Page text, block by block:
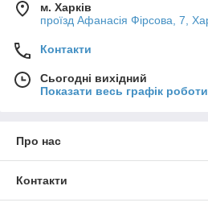
м. Харків
проїзд Афанасія Фірсова, 7,
Контакти
Сьогодні вихідний
Показати весь графік роботи
Про нас
Контакти